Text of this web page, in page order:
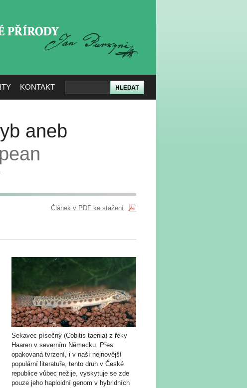
KONTAKT
aneb
Článek v PDF ke stažení
Sekavec písečný (Cobitis taenia) z řeky
Haaren v severním Německu. Přes
opakovaná tvrzení, i v naší nejnovější
populární literatuře, tento druh v České
republice vůbec nežije, vyskytuje se zde
pouze jeho haploidní genom v hybridních